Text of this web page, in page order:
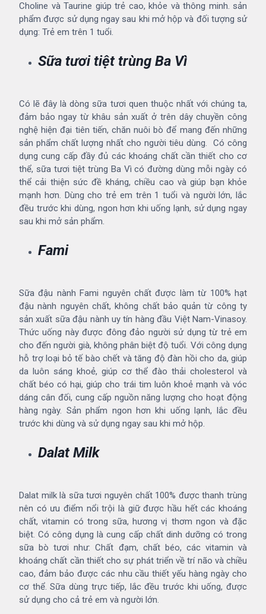
Choline và Taurine giúp trẻ cao, khỏe và thông minh. sản
phẩm được sử dụng ngay sau khi mở hộp và đối tượng sử
dụng: Trẻ em trên 1 tuổi.
Sữa tươi tiệt trùng Ba Vì
Có lẽ đây là dòng sữa tươi quen thuộc nhất với chúng ta,
đảm bảo ngay từ khâu sản xuất ở trên dây chuyền công
nghệ hiện đại tiên tiến, chăn nuôi bò để mang đến những
sản phẩm chất lượng nhất cho người tiêu dùng. Có công
dụng cung cấp đầy đủ các khoáng chất cần thiết cho cơ
thể, sữa tươi tiệt trùng Ba Vì có đường dùng mỗi ngày có
thể cải thiện sức đề kháng, chiều cao và giúp bạn khỏe
mạnh hơn. Dùng cho trẻ em trên 1 tuổi và người lớn, lắc
đều trước khi dùng, ngon hơn khi uống lạnh, sử dụng ngay
sau khi mở sản phẩm.
Fami
Sữa đậu nành Fami nguyên chất được làm từ 100% hạt
đậu nành nguyên chất, không chất bảo quản từ công ty
sản xuất sữa đậu nành uy tín hàng đầu Việt Nam-Vinasoy.
Thức uống này được đông đảo người sử dụng từ trẻ em
cho đến người già, không phân biệt độ tuổi. Với công dụng
hỗ trợ loại bỏ tế bào chết và tăng độ đàn hồi cho da, giúp
da luôn sáng khoẻ, giúp cơ thể đào thải cholesterol và
chất béo có hại, giúp cho trái tim luôn khoẻ mạnh và vóc
dáng cân đối, cung cấp nguồn năng lượng cho hoạt động
hàng ngày. Sản phẩm ngon hơn khi uống lạnh, lắc đều
trước khi dùng và sử dụng ngay sau khi mở hộp.
Dalat Milk
Dalat milk là sữa tươi nguyên chất 100% được thanh trùng
nên có ưu điểm nổi trội là giữ được hầu hết các khoáng
chất, vitamin có trong sữa, hương vị thơm ngon và đặc
biệt. Có công dụng là cung cấp chất dinh dưỡng có trong
sữa bò tươi như: Chất đạm, chất béo, các vitamin và
khoáng chất cần thiết cho sự phát triển về trí não và chiều
cao, đảm bảo được các nhu cầu thiết yếu hàng ngày cho
cơ thể. Sữa dùng trực tiếp, lắc đều trước khi uống, được
sử dụng cho cả trẻ em và người lớn.